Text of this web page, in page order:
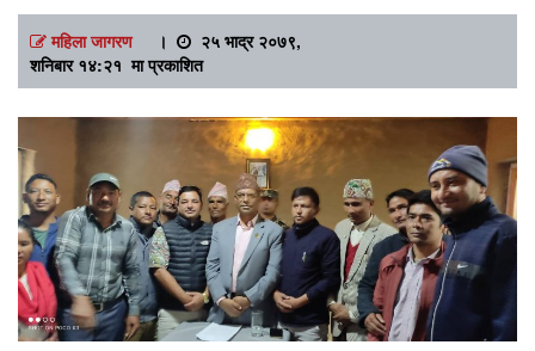
महिला जागरण।
२५ भाद्र २०७९,
शनिबार १४:२१ मा प्रकाशित